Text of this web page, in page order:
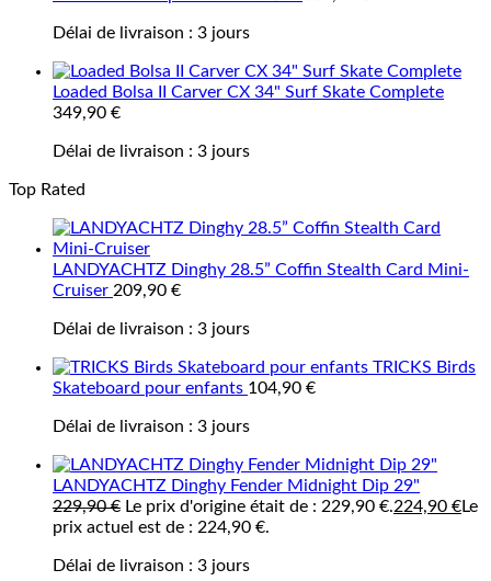
Délai de livraison : 3 jours
Loaded Bolsa II Carver CX 34" Surf Skate Complete
349,90 €
Délai de livraison : 3 jours
Top Rated
LANDYACHTZ Dinghy 28.5” Coffin Stealth Card Mini-
Cruiser 209,90 €
Délai de livraison : 3 jours
TRICKS Birds
Skateboard pour enfants 104,90 €
Délai de livraison : 3 jours
LANDYACHTZ Dinghy Fender Midnight Dip 29"
229,90€ Le prix d'origine était de : 229,90 €.224,90 €Le
prix actuel est de : 224,90 €.
Délai de livraison : 3 jours